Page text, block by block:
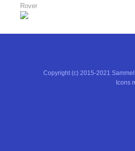
Rover
Copyright (c) 2015-2021
Icons